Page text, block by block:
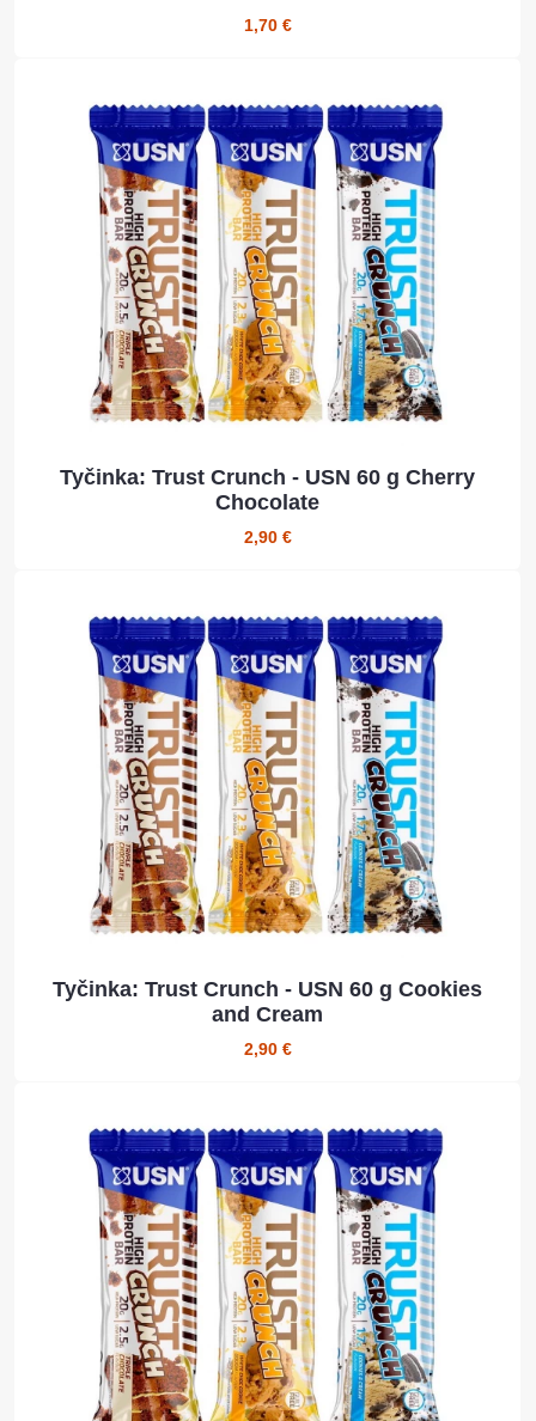
1,70 €
Tyčinka: Trust Crunch - USN 60 g Cherry
Chocolate
2,90 €
Tyčinka: Trust Crunch - USN 60 g Cookies
and Cream
2,90 €